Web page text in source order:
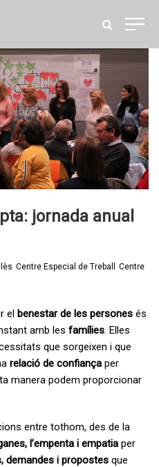
jornada anual
Centre Especial de Treball
Centre
el benestar de les persones és
amb les famílies . Elles
que sorgeixen i que
relació de confiança per
manera podem proporcionar
entre tothom, des de la
l’empenta i empatia per
demandes i propostes que